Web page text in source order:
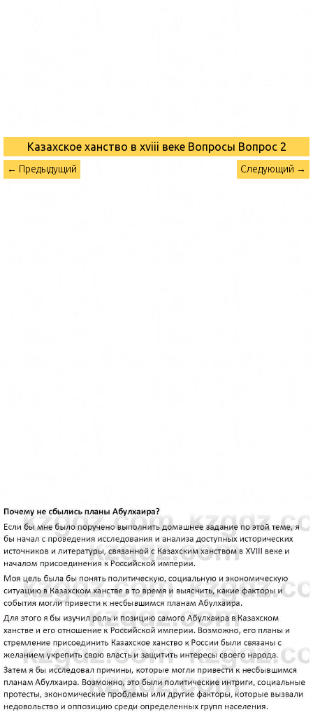
Казахское ханство в хviii веке Вопросы Вопрос 2
← Предыдущий Следующий →